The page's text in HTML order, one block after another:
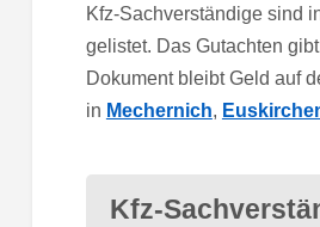
Kfz-Sachverständige sind
gelistet. Das Gutachten
Dokument bleibt Geld auf
in Mechernich,
Kfz-